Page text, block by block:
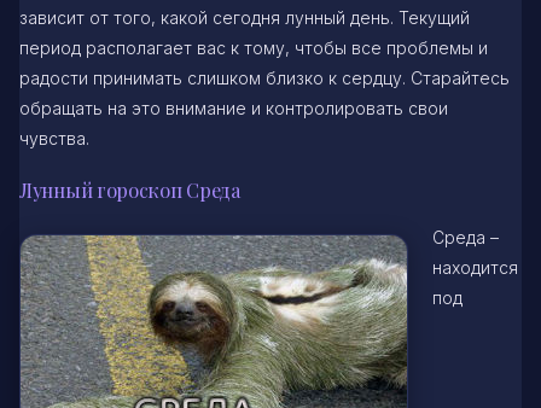
зависит от того, какой сегодня лунный день. Текущий
период располагает вас к тому, чтобы все проблемы и
радости принимать слишком близко к сердцу. Старайтесь
обращать на это внимание и контролировать свои
чувства.
Лунный гороскоп Среда
Среда –
находится
под